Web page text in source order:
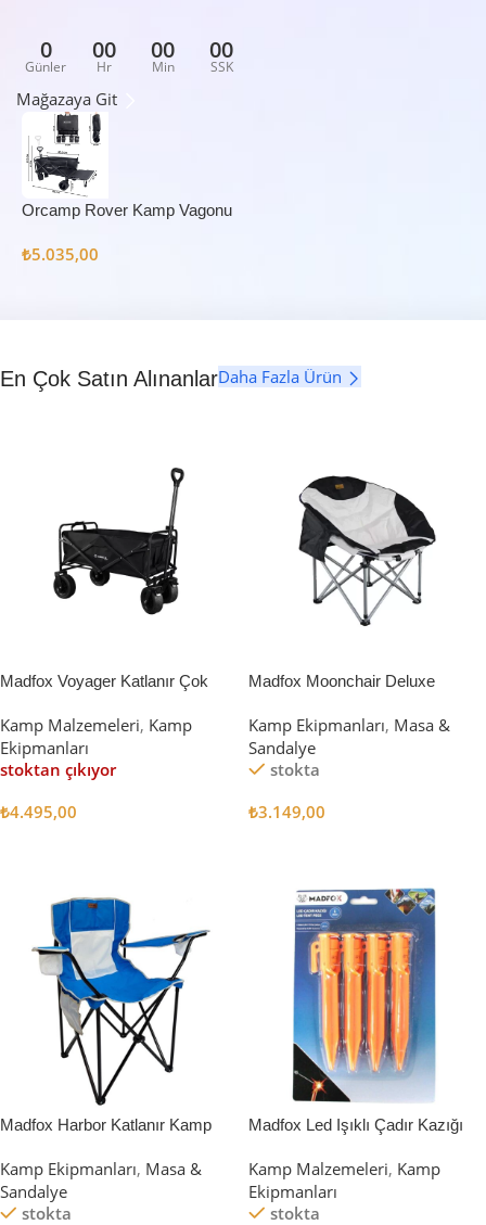
0
Günler
00
Hr
00
Min
00
SSK
Mağazaya Git
Orcamp Rover Kamp Vagonu
₺5.035,00
En Çok Satın AlınanlarDaha Fazla Ürün
Madfox Voyager Katlanır Çok
[Vagon] BLACK
Kamp Malzemeleri, Kamp
Ekipmanları
stoktan çıkıyor
₺4.495,00
Madfox Moonchair Deluxe
Siyah/Gri
Kamp Ekipmanları, Masa &
Sandalye
stokta
₺3.149,00
Madfox Harbor Katlanır Kamp
Kamp Ekipmanları, Masa &
Sandalye
stokta
Madfox Led Işıklı Çadır Kazığı
Kamp Malzemeleri, Kamp
Ekipmanları
stokta